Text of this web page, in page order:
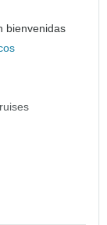
bienvenidas